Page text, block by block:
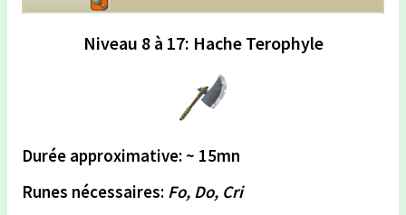
Niveau 8 à 17: Hache Terophyle
Durée approximative: ~ 15mn
Runes nécessaires: Fo, Do, Cri